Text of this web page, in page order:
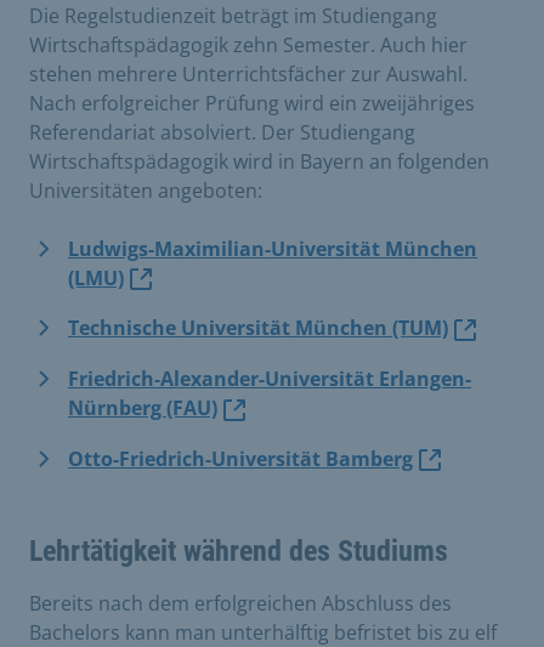
Die Regelstudienzeit beträgt im Studiengang
Wirtschaftspädagogik zehn Semester. Auch hier
stehen mehrere Unterrichtsfächer zur Auswahl.
Nach erfolgreicher Prüfung wird ein zweijähriges
Referendariat absolviert. Der Studiengang
Wirtschaftspädagogik wird in Bayern an folgenden
Universitäten angeboten:
Ludwigs-Maximilian-Universität München
(LMU)
Technische Universität München (TUM)
Friedrich-Alexander-Universität Erlangen-
Nürnberg (FAU)
Otto-Friedrich-Universität Bamberg
Lehrtätigkeit während des Studiums
Bereits nach dem erfolgreichen Abschluss des
Bachelors kann man unterhälftig befristet bis zu elf